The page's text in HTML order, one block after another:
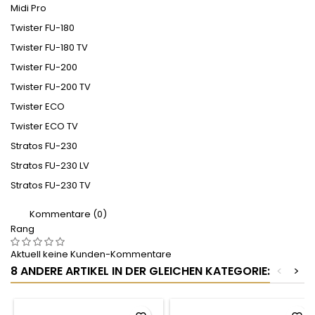
Midi Pro
Twister FU-180
Twister FU-180 TV
Twister FU-200
Twister FU-200 TV
Twister ECO
Twister ECO TV
Stratos FU-230
Stratos FU-230 LV
Stratos FU-230 TV
Kommentare (0)
Rang
Aktuell keine Kunden-Kommentare
8 ANDERE ARTIKEL IN DER GLEICHEN KATEGORIE: >
<